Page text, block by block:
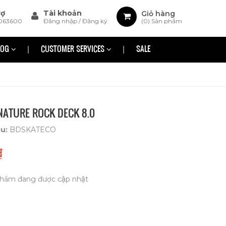
Giỏ hàng
(0) Sản phẩm
Tài khoản
Đăng nhập /Đăng ký
CUSTOMER SERVICES SALE
ROCK DECK 8.0
BDSKATECO
đang được cập nhật